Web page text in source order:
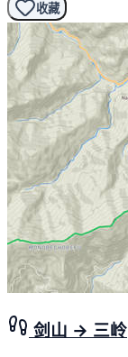
收藏
剑山 → 三岭